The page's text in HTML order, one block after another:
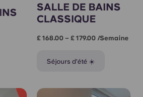
SALLE DE BAINS
CLASSIQUE
£ 168.00 – £ 179.00 /semaine
Séjours d'été ☀️